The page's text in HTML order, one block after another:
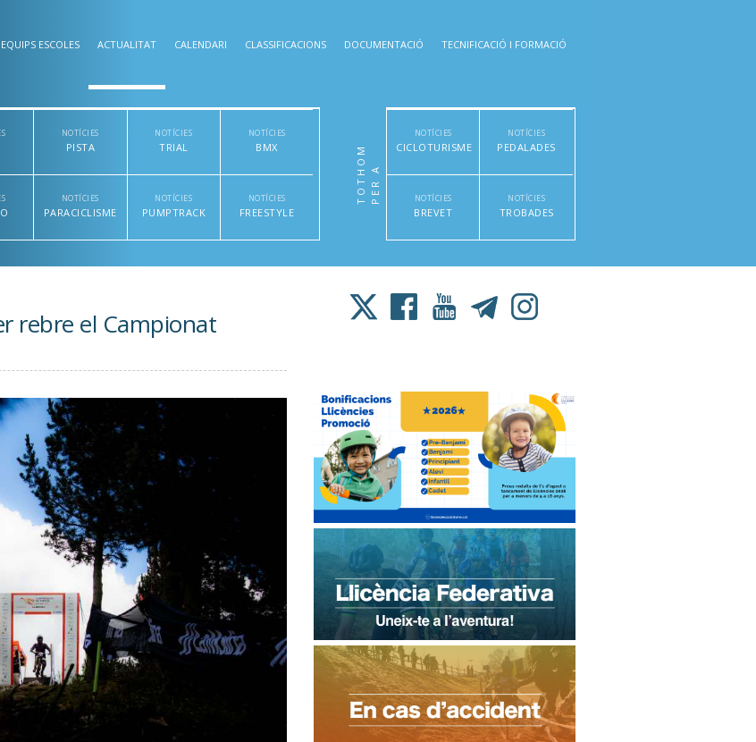
ESCOLES ACTUALITAT CALENDARI CLASSIFICACIONS DOCUMENTACIÓ TECNIFICACIÓ I FORMACIÓ
NOTÍCIES
PISTA
NOTÍCIES
TRIAL
NOTÍCIES
BMX
NOTÍCIES
PARACICLISME
NOTÍCIES
PUMPTRACK
NOTÍCIES
FREESTYLE
P
E
R
A
T
O
T
H
O
M
NOTÍCIES
CICLOTURISME
NOTÍCIES
PEDALADES
NOTÍCIES
BREVET
NOTÍCIES
TROBADES
rebre el Campionat